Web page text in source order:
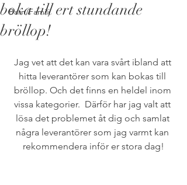
Barn/Familj
boka till ert stundande
bröllop!
Jag vet att det kan vara svårt ibland att
hitta leverantörer som kan bokas till
bröllop. Och det finns en heldel inom
vissa kategorier.  Därför har jag valt att
lösa det problemet åt dig och samlat
några leverantörer som jag varmt kan
rekommendera inför er stora dag!